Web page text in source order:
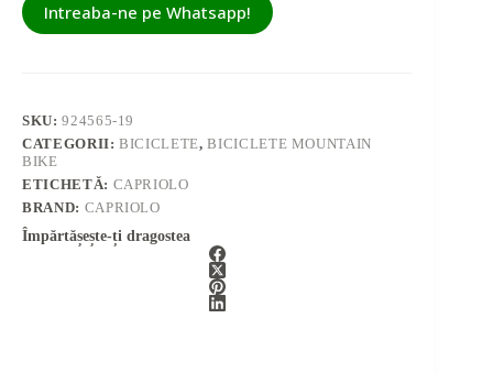
Intreaba-ne pe Whatsapp!
SKU:924565-19
CATEGORII:BICICLETE,BICICLETE MOUNTAIN
BIKE
ETICHETĂ: CAPRIOLO
BRAND: CAPRIOLO
Împărtășește-ți dragostea